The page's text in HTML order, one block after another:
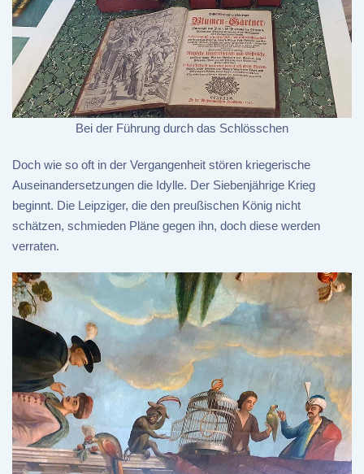
Bei der Führung durch das Schlösschen
Doch wie so oft in der Vergangenheit stören kriegerische
Auseinandersetzungen die Idylle. Der Siebenjährige Krieg
beginnt. Die Leipziger, die den preußischen König nicht
schätzen, schmieden Pläne gegen ihn, doch diese werden
verraten.